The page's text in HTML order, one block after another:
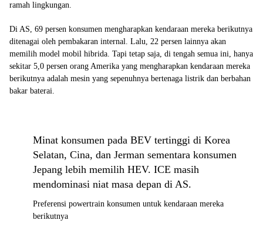
ramah lingkungan.
Di AS, 69 persen konsumen mengharapkan kendaraan mereka berikutnya
ditenagai oleh pembakaran internal. Lalu, 22 persen lainnya akan
memilih model mobil hibrida. Tapi tetap saja, di tengah semua ini, hanya
sekitar 5,0 persen orang Amerika yang mengharapkan kendaraan mereka
berikutnya adalah mesin yang sepenuhnya bertenaga listrik dan berbahan
bakar baterai.
Minat konsumen pada BEV tertinggi di Korea
Selatan, Cina, dan Jerman sementara konsumen
Jepang lebih memilih HEV. ICE masih
mendominasi niat masa depan di AS.
Preferensi powertrain konsumen untuk kendaraan mereka
berikutnya